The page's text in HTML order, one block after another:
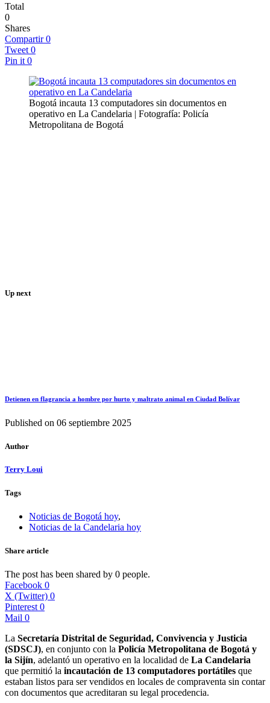
Total
0
Shares
Compartir 0
Tweet 0
Pin it 0
Bogotá incauta 13 computadores sin documentos en
operativo en La Candelaria | Fotografía: Policía
Metropolitana de Bogotá
Up next
Detienen en flagrancia a hombre por hurto y maltrato animal en Ciudad Bolívar
Published on 06 septiembre 2025
Author
Terry Loui
Tags
Noticias de Bogotá hoy,
Noticias de la Candelaria hoy
Share article
The post has been shared by 0 people.
Facebook 0
X (Twitter) 0
Pinterest 0
Mail 0
La Secretaría Distrital de Seguridad, Convivencia y Justicia
(SDSCJ), en conjunto con la Policía Metropolitana de Bogotá y
la Sijín, adelantó un operativo en la localidad de La Candelaria
que permitió la incautación de 13 computadores portátiles que
estaban listos para ser vendidos en locales de compraventa sin contar
con documentos que acreditaran su legal procedencia.